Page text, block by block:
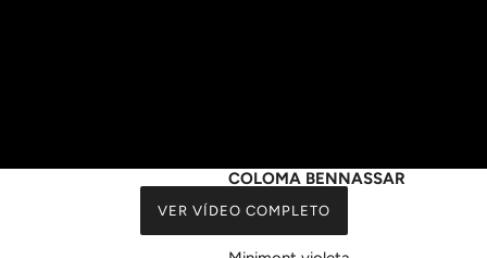
COLOMA BENNASSAR
VER VÍDEO COMPLETO